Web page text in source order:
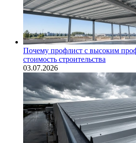
Почему профлист с высоким
стоимость строительства
03.07.2026